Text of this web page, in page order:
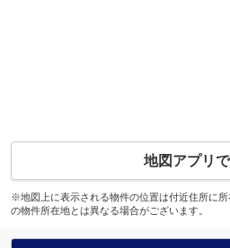
地図アプリで
※地図上に表示される物件の位置は付近住所に
の物件所在地とは異なる場合がございます。